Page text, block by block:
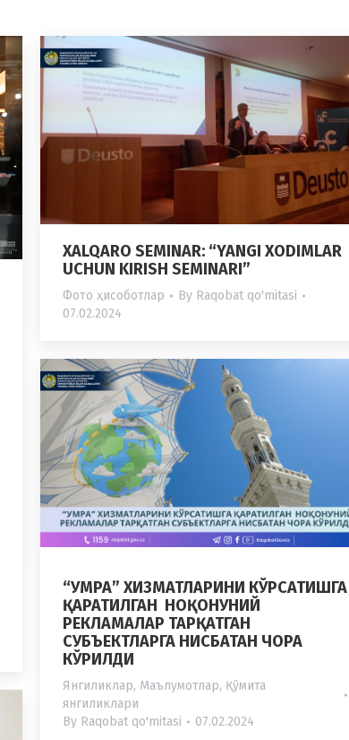
XALQARO SEMINAR: “YANGI XODIMLAR
UCHUN KIRISH SEMINARI”
Фото ҳисоботлар By Raqobat qo'mitasi
07.02.2024
“УМРА” ХИЗМАТЛАРИНИ КЎРСАТИШГА
ҚАРАТИЛГАН НОҚОНУНИЙ
РЕКЛАМАЛАР ТАРҚАТГАН
СУБЪЕКТЛАРГА НИСБАТАН ЧОРА
КЎРИЛДИ
Янгиликлар, Маълумотлар, Қўмита
янгиликлари
By Raqobat qo'mitasi 07.02.2024